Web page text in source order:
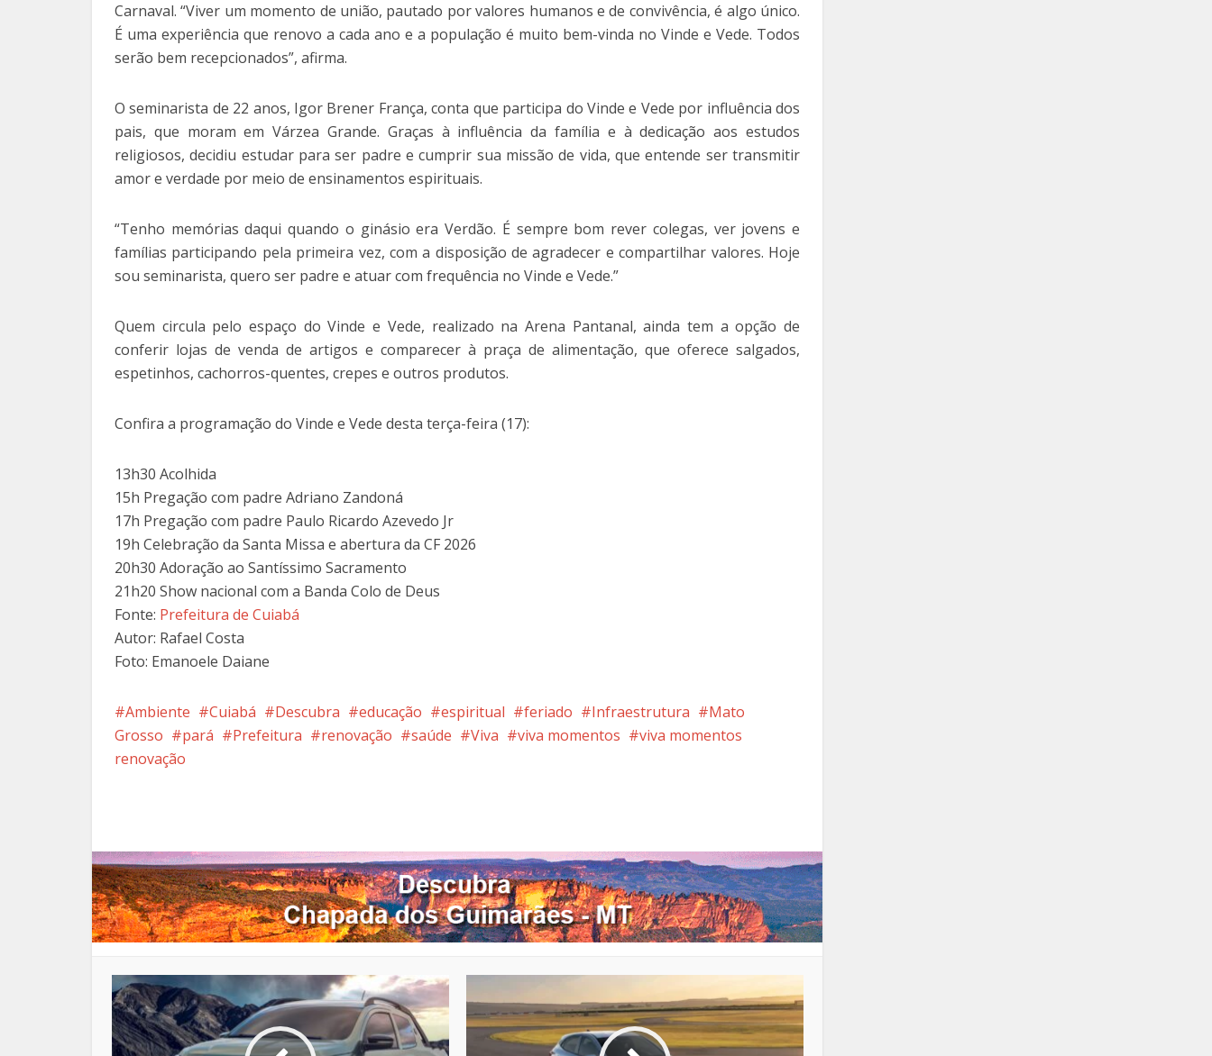
Carnaval. “Viver um momento de união, pautado por valores humanos e de convivência, é algo único.
É uma experiência que renovo a cada ano e a população é muito bem-vinda no Vinde e Vede. Todos
serão bem recepcionados”, afirma.
O seminarista de 22 anos, Igor Brener França, conta que participa do Vinde e Vede por influência dos
pais, que moram em Várzea Grande. Graças à influência da família e à dedicação aos estudos
religiosos, decidiu estudar para ser padre e cumprir sua missão de vida, que entende ser transmitir
amor e verdade por meio de ensinamentos espirituais.
“Tenho memórias daqui quando o ginásio era Verdão. É sempre bom rever colegas, ver jovens e
famílias participando pela primeira vez, com a disposição de agradecer e compartilhar valores. Hoje
sou seminarista, quero ser padre e atuar com frequência no Vinde e Vede.”
Quem circula pelo espaço do Vinde e Vede, realizado na Arena Pantanal, ainda tem a opção de
conferir lojas de venda de artigos e comparecer à praça de alimentação, que oferece salgados,
espetinhos, cachorros-quentes, crepes e outros produtos.
Confira a programação do Vinde e Vede desta terça-feira (17):
13h30 Acolhida
15h Pregação com padre Adriano Zandoná
17h Pregação com padre Paulo Ricardo Azevedo Jr
19h Celebração da Santa Missa e abertura da CF 2026
20h30 Adoração ao Santíssimo Sacramento
21h20 Show nacional com a Banda Colo de Deus
Fonte: Prefeitura de Cuiabá
Autor: Rafael Costa
Foto: Emanoele Daiane
Ambiente Cuiabá Descubra educação espiritual feriado Infraestrutura
Mato
Grosso
pará Prefeitura renovação saúde Viva viva momentos
viva momentos
renovação